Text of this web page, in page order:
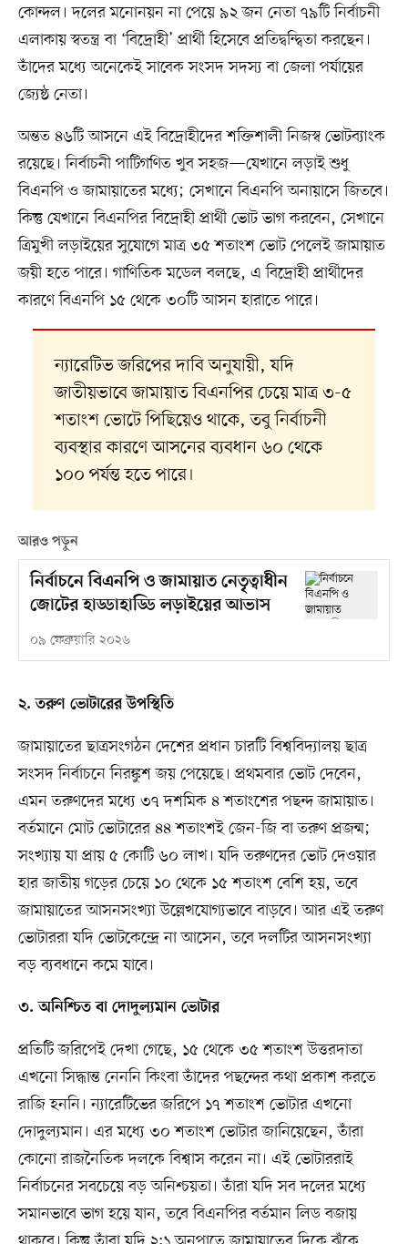
কোন্দল। দলের মনোনয়ন না পেয়ে ৯২ জন নেতা ৭৯টি নির্বাচনী
এলাকায় স্বতন্ত্র বা ‘বিদ্রোহী’ প্রার্থী হিসেবে প্রতিদ্বন্দ্বিতা করছেন।
তাঁদের মধ্যে অনেকেই সাবেক সংসদ সদস্য বা জেলা পর্যায়ের
জ্যেষ্ঠ নেতা।
অন্তত ৪৬টি আসনে এই বিদ্রোহীদের শক্তিশালী নিজস্ব ভোটব্যাংক
রয়েছে। নির্বাচনী পাটিগণিত খুব সহজ—যেখানে লড়াই শুধু
বিএনপি ও জামায়াতের মধ্যে; সেখানে বিএনপি অনায়াসে জিতবে।
কিন্তু যেখানে বিএনপির বিদ্রোহী প্রার্থী ভোট ভাগ করবেন, সেখানে
ত্রিমুখী লড়াইয়ের সুযোগে মাত্র ৩৫ শতাংশ ভোট পেলেই জামায়াত
জয়ী হতে পারে। গাণিতিক মডেল বলছে, এ বিদ্রোহী প্রার্থীদের
কারণে বিএনপি ১৫ থেকে ৩০টি আসন হারাতে পারে।
ন্যারেটিভ জরিপের দাবি অনুযায়ী, যদি
জাতীয়ভাবে জামায়াত বিএনপির চেয়ে মাত্র ৩-৫
শতাংশ ভোটে পিছিয়েও থাকে, তবু নির্বাচনী
ব্যবস্থার কারণে আসনের ব্যবধান ৬০ থেকে
১০০ পর্যন্ত হতে পারে।
আরও পড়ুন
নির্বাচনে বিএনপি ও জামায়াত নেতৃত্বাধীন
জোটের হাড্ডাহাড্ডি লড়াইয়ের আভাস
০৯ ফেব্রুয়ারি ২০২৬
২. তরুণ ভোটারের উপস্থিতি
জামায়াতের ছাত্রসংগঠন দেশের প্রধান চারটি বিশ্ববিদ্যালয় ছাত্র
সংসদ নির্বাচনে নিরঙ্কুশ জয় পেয়েছে। প্রথমবার ভোট দেবেন,
এমন তরুণদের মধ্যে ৩৭ দশমিক ৪ শতাংশের পছন্দ জামায়াত।
বর্তমানে মোট ভোটারের ৪৪ শতাংশই জেন-জি বা তরুণ প্রজন্ম;
সংখ্যায় যা প্রায় ৫ কোটি ৬০ লাখ। যদি তরুণদের ভোট দেওয়ার
হার জাতীয় গড়ের চেয়ে ১০ থেকে ১৫ শতাংশ বেশি হয়, তবে
জামায়াতের আসনসংখ্যা উল্লেখযোগ্যভাবে বাড়বে। আর এই তরুণ
ভোটাররা যদি ভোটকেন্দ্রে না আসেন, তবে দলটির আসনসংখ্যা
বড় ব্যবধানে কমে যাবে।
৩. অনিশ্চিত বা দোদুল্যমান ভোটার
প্রতিটি জরিপেই দেখা গেছে, ১৫ থেকে ৩৫ শতাংশ উত্তরদাতা
এখনো সিদ্ধান্ত নেননি কিংবা তাঁদের পছন্দের কথা প্রকাশ করতে
রাজি হননি। ন্যারেটিভের জরিপে ১৭ শতাংশ ভোটার এখনো
দোদুল্যমান। এর মধ্যে ৩০ শতাংশ ভোটার জানিয়েছেন, তাঁরা
কোনো রাজনৈতিক দলকে বিশ্বাস করেন না। এই ভোটাররাই
নির্বাচনের সবচেয়ে বড় অনিশ্চয়তা। তাঁরা যদি সব দলের মধ্যে
সমানভাবে ভাগ হয়ে যান, তবে বিএনপির বর্তমান লিড বজায়